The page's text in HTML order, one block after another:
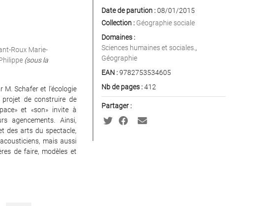
Roux Marie-
(sous la
M. Schafer et l'écologie
de construire de
et «son» invite à
agencements. Ainsi,
des arts du spectacle,
mais aussi
de faire, modèles et
Date de parution :08/01/2015
Collection : Géographie sociale
Domaines :
Sciences humaines et sociales. ,
Géographie
EAN :9782753534605
Nb de pages :412
Partager :